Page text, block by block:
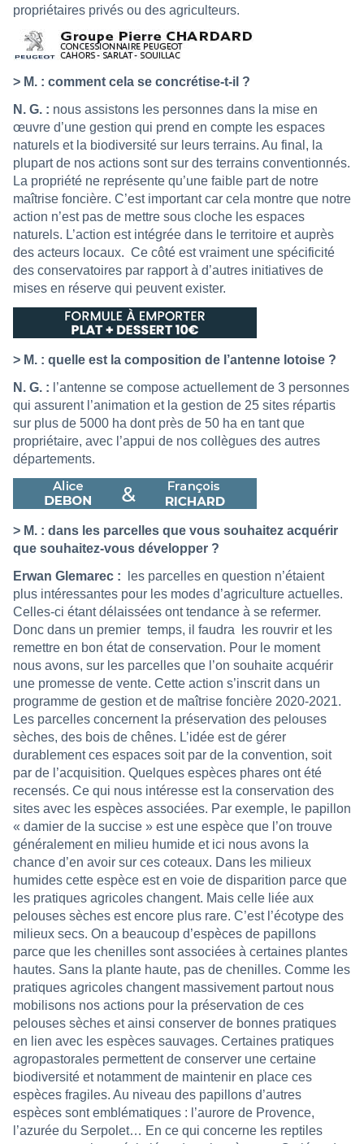
propriétaires privés ou des agriculteurs.
> M. : comment cela se concrétise-t-il ?
N. G. : nous assistons les personnes dans la mise en
œuvre d’une gestion qui prend en compte les espaces
naturels et la biodiversité sur leurs terrains. Au final, la
plupart de nos actions sont sur des terrains conventionnés.
La propriété ne représente qu’une faible part de notre
maîtrise foncière. C’est important car cela montre que notre
action n’est pas de mettre sous cloche les espaces
naturels. L’action est intégrée dans le territoire et auprès
des acteurs locaux. Ce côté est vraiment une spécificité
des conservatoires par rapport à d’autres initiatives de
mises en réserve qui peuvent exister.
> M. : quelle est la composition de l’antenne lotoise ?
N. G. : l’antenne se compose actuellement de 3 personnes
qui assurent l’animation et la gestion de 25 sites répartis
sur plus de 5000 ha dont près de 50 ha en tant que
propriétaire, avec l’appui de nos collègues des autres
départements.
> M. : dans les parcelles que vous souhaitez acquérir
que souhaitez-vous développer ?
Erwan Glemarec :
les parcelles en question n’étaient
plus intéressantes pour les modes d’agriculture actuelles.
Celles-ci étant délaissées ont tendance à se refermer.
Donc dans un premier temps, il faudra
les rouvrir et les
remettre en bon état de conservation. Pour le moment
nous avons, sur les parcelles que l’on souhaite acquérir
une promesse de vente. Cette action s’inscrit dans un
programme de gestion et de maîtrise foncière 2020-2021.
Les parcelles concernent la préservation des pelouses
sèches, des bois de chênes. L’idée est de gérer
durablement ces espaces soit par de la convention, soit
par de l’acquisition. Quelques espèces phares ont été
recensés. Ce qui nous intéresse est la conservation des
sites avec les espèces associées. Par exemple, le papillon
« damier de la succise » est une espèce que l’on trouve
généralement en milieu humide et ici nous avons la
chance d’en avoir sur ces coteaux. Dans les milieux
humides cette espèce est en voie de disparition parce que
les pratiques agricoles changent. Mais celle liée aux
pelouses sèches est encore plus rare. C’est l’écotype des
milieux secs. On a beaucoup d’espèces de papillons
parce que les chenilles sont associées à certaines plantes
hautes. Sans la plante haute, pas de chenilles. Comme les
pratiques agricoles changent massivement partout nous
mobilisons nos actions pour la préservation de ces
pelouses sèches et ainsi conserver de bonnes pratiques
en lien avec les espèces sauvages. Certaines pratiques
agropastorales permettent de conserver une certaine
biodiversité et notamment de maintenir en place ces
espèces fragiles. Au niveau des papillons d’autres
espèces sont emblématiques : l’aurore de Provence,
l’azurée du Serpolet… En ce qui concerne les reptiles